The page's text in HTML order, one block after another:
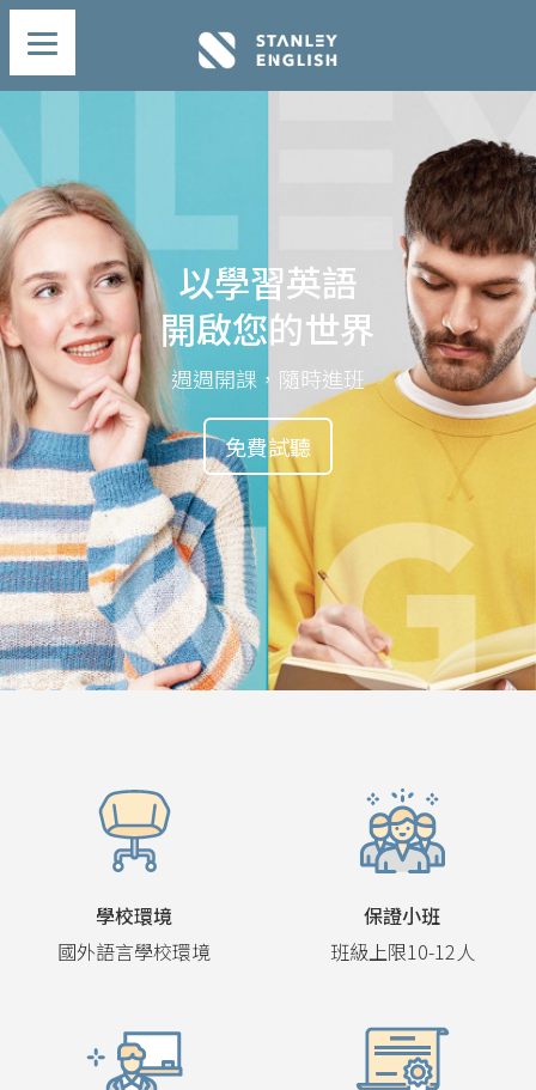
以學習英語
開啟您的世界
週週開課，隨時進班
免費試聽
學校環境
國外語言學校環境
保證小班
班級上限10-12人